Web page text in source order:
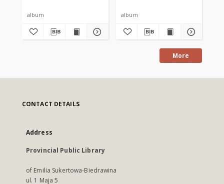
album album
More
CONTACT DETAILS
Address
Provincial Public Library
of Emilia Sukertowa-Biedrawina
ul. 1 Maja 5